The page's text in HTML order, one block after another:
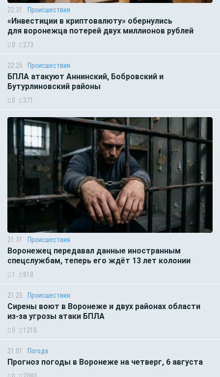
22:31 Происшествия
«Инвестиции в криптовалюту» обернулись
для воронежца потерей двух миллионов рублей
0 273
22:25 Происшествия
БПЛА атакуют Аннинский, Бобровский и
Бутурлиновский районы
0 371
21:31 Происшествия
Воронежец передавал данные иностранным
спецслужбам, теперь его ждёт 13 лет колонии
1 818
21:25 Происшествия
Сирены воют в Воронеже и двух районах области
из-за угрозы атаки БПЛА
0 1210
21:01 Погода
Прогноз погоды в Воронеже на четверг, 6 августа